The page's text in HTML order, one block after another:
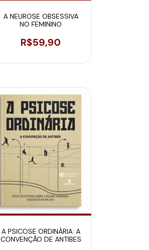
A NEUROSE OBSESSIVA
NO FEMININO
R$59,90
A PSICOSE ORDINÁRIA: A
CONVENÇÃO DE ANTIBES